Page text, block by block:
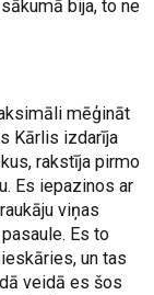
bija, to ne
mēģināt
Kārlis izdarīja
rakstīja pirmo
Es iepazinos ar
viņas
Es to
un tas
veidā es šos